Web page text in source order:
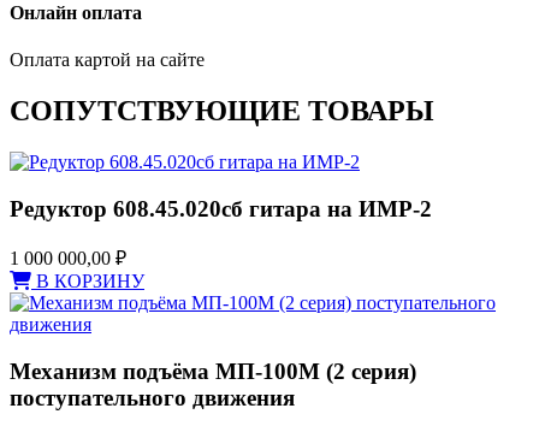
Онлайн оплата
Оплата картой на сайте
СОПУТСТВУЮЩИЕ ТОВАРЫ
Редуктор 608.45.020сб гитара на ИМР-2
1 000 000,00 ₽
В КОРЗИНУ
Механизм подъёма МП-100М (2 серия)
поступательного движения